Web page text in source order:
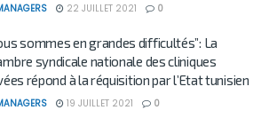
22 JUILLET 2021 0
sommes en grandes difficultés”: La
syndicale nationale des cliniques
répond à la réquisition par l’Etat tunisien
19 JUILLET 2021 0